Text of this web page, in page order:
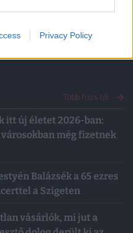
Privacy Policy
elbúcsúzhatunk kedvenc
a kamatvágás?
Több friss hír
itt új életet 2026-ban:
még fizetnek
Balázsék a 65 ezres
a Szigeten
vásárlók, mi jut a